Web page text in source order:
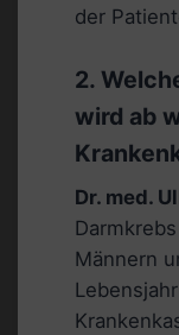
der
2.
wird ab
Dr. med.
Männern